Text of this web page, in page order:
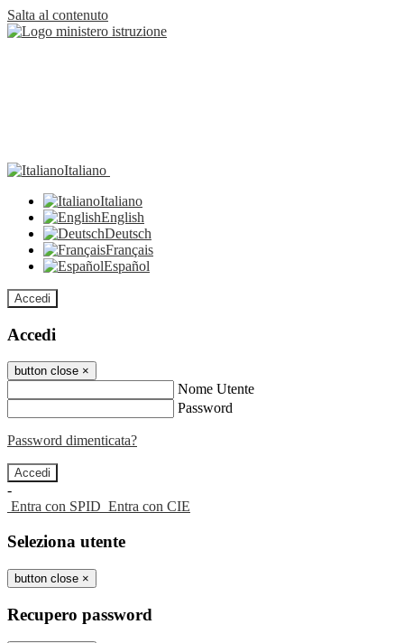
Salta al contenuto
Italiano
Italiano
English
Deutsch
Français
Español
Accedi
Accedi
button close ×
Nome Utente
Password
Password dimenticata?
-
Entra con SPID Entra con CIE
Seleziona utente
button close ×
Recupero password